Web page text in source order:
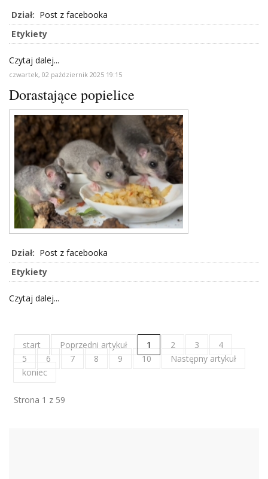
Dział: Post z facebooka
Etykiety
Czytaj dalej...
czwartek, 02 październik 2025 19:15
Dorastające popielice
Dział: Post z facebooka
Etykiety
Czytaj dalej...
start Poprzedni artykuł 1 2 3
4
5
6 7 8 9 10
Następny artykuł
koniec
Strona 1 z 59